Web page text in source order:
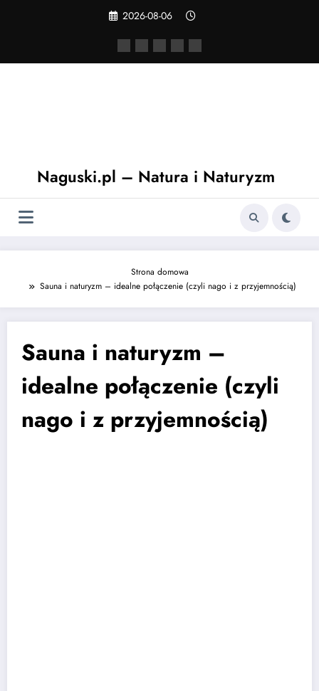
2026-08-06
Naguski.pl – Natura i Naturyzm
Strona domowa
Sauna i naturyzm – idealne połączenie (czyli nago i z przyjemnością)
Sauna i naturyzm –
idealne połączenie (czyli
nago i z przyjemnością)